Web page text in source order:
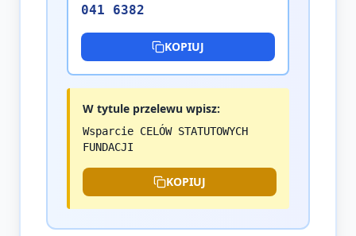
041 6382
KOPIUJ
W tytule przelewu wpisz:
Wsparcie CELÓW STATUTOWYCH
FUNDACJI
KOPIUJ